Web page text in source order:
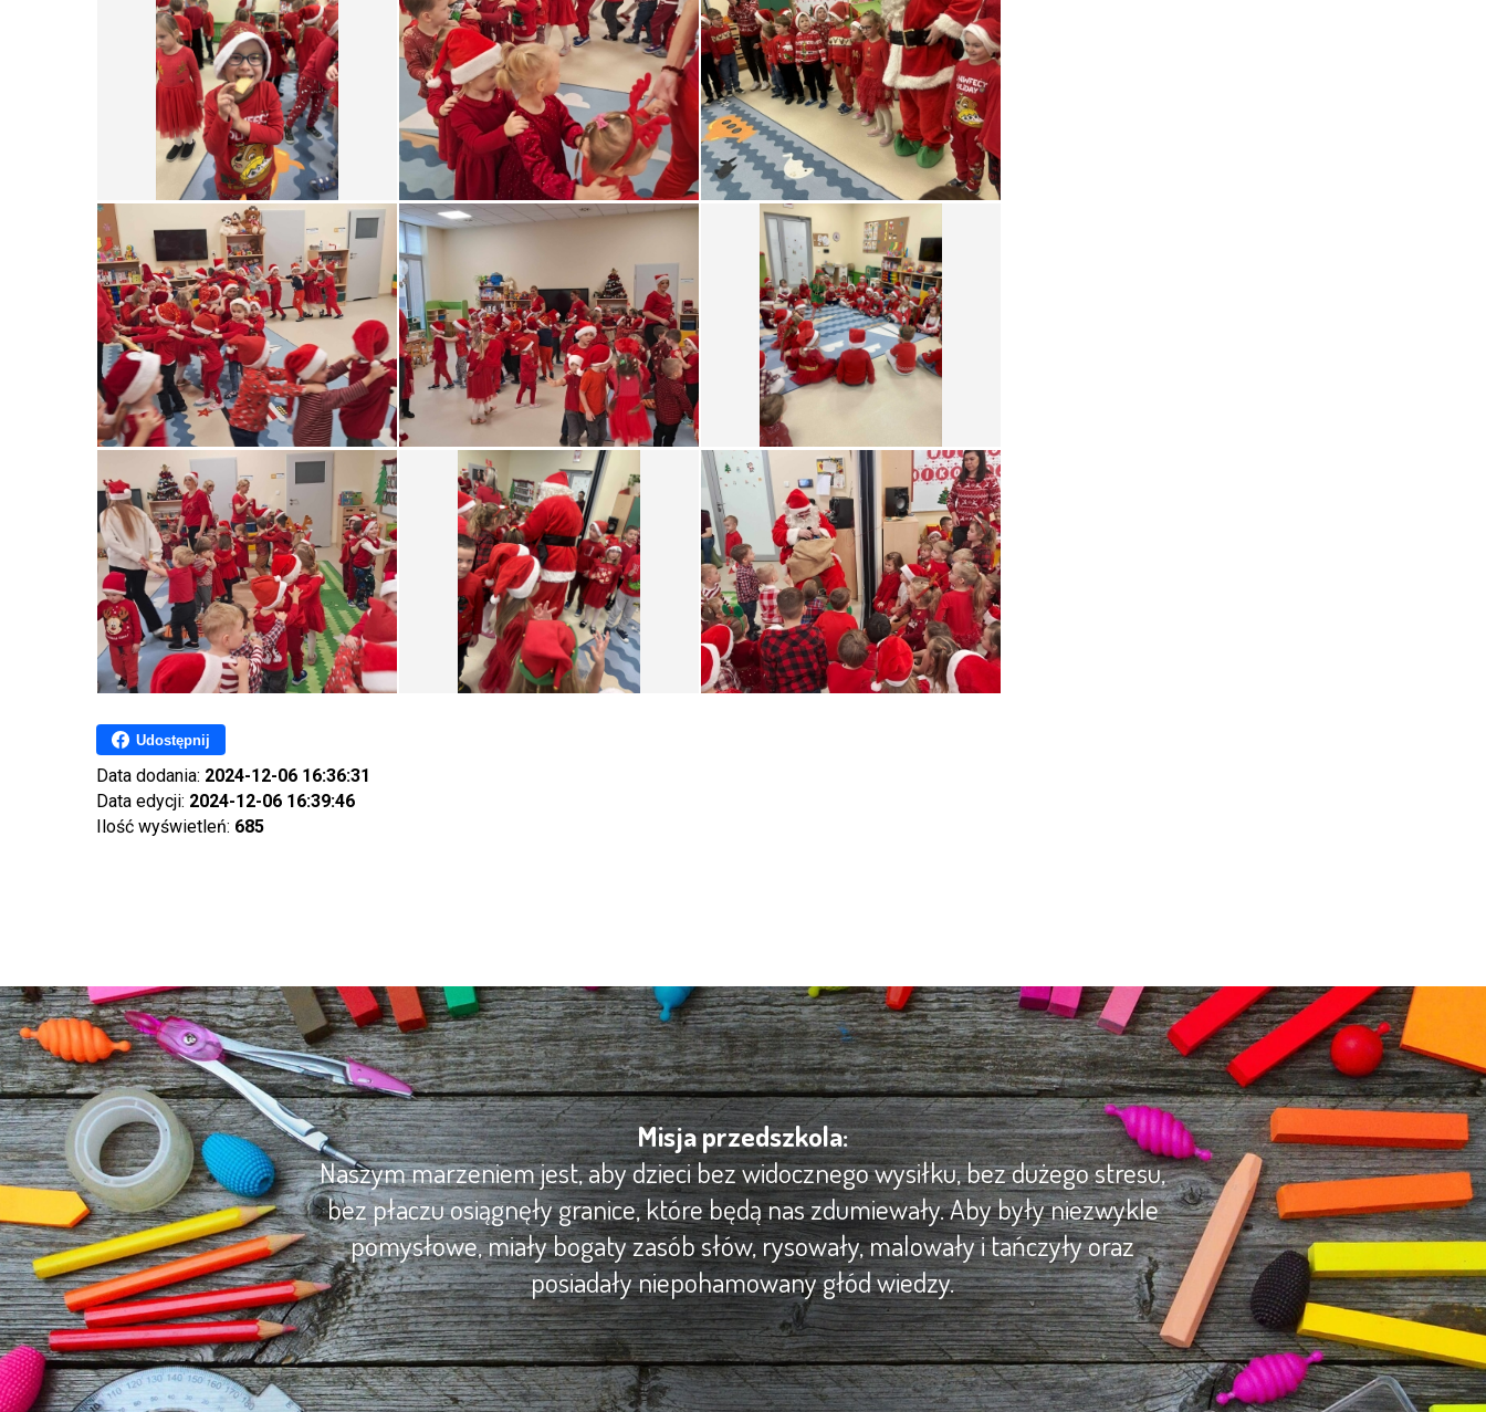
Udostępnij
Data dodania: 2024-12-06 16:36:31
Data edycji: 2024-12-06 16:39:46
Ilość wyświetleń: 685
Misja przedszkola:
Naszym marzeniem jest, aby dzieci bez widocznego wysiłku, bez dużego stresu,
bez płaczu osiągnęły granice, które będą nas zdumiewały. Aby były niezwykle
pomysłowe, miały bogaty zasób słów, rysowały, malowały i tańczyły oraz
posiadały niepohamowany głód wiedzy.